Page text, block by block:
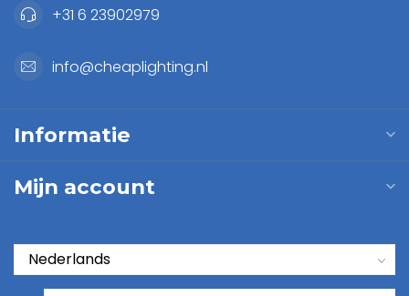
+31 6 23902979
info@cheaplighting.nl
Informatie
Mijn account